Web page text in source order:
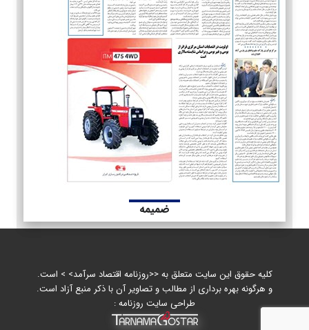
ضمیمه
کلیه حقوق این سایت متعلق به <<روزنامه اقتصاد سرآمد> > است.
و هرگونه بهره برداری از مطالب و تصاویر آن با ذکر منبع آزاد است.
طراحی سایت روزنامه :